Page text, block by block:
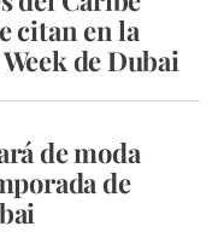
citan en la
de Dubai
de moda
de